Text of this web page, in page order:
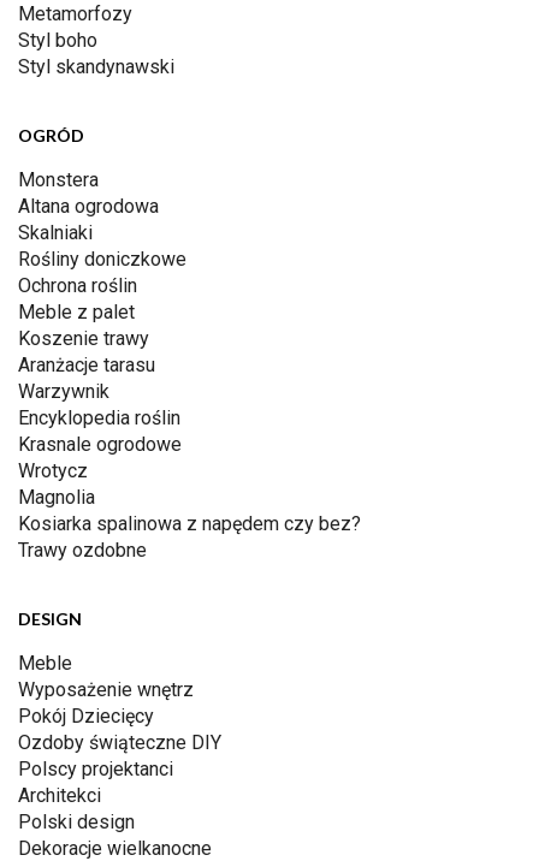
Metamorfozy
Styl boho
Styl skandynawski
OGRÓD
Monstera
Altana ogrodowa
Skalniaki
Rośliny doniczkowe
Ochrona roślin
Meble z palet
Koszenie trawy
Aranżacje tarasu
Warzywnik
Encyklopedia roślin
Krasnale ogrodowe
Wrotycz
Magnolia
Kosiarka spalinowa z napędem czy bez?
Trawy ozdobne
DESIGN
Meble
Wyposażenie wnętrz
Pokój Dziecięcy
Ozdoby świąteczne DIY
Polscy projektanci
Architekci
Polski design
Dekoracje wielkanocne